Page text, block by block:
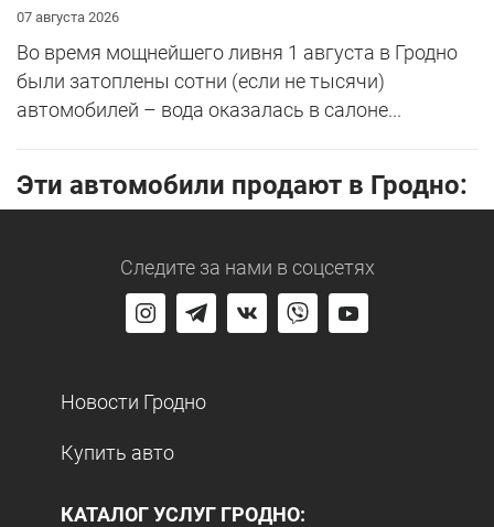
07 августа 2026
Во время мощнейшего ливня 1 августа в Гродно
были затоплены сотни (если не тысячи)
автомобилей – вода оказалась в салоне...
Эти автомобили продают в Гродно:
Следите за нами в соцсетях
Новости Гродно
Купить авто
КАТАЛОГ УСЛУГ ГРОДНО: